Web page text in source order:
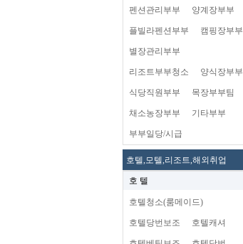
펜션관리부부 양계장부부
플빌라펜션부부 캠핑장부부
별장관리부부
리조트부부청소 양식장부부
식당직원부부 목장부부팀
채소농장부부 기타부부
부부일당/시급
호텔,모텔,리조트,해외취업
호 텔
호텔청소(룸메이드)
호텔당번보조 호텔캐셔